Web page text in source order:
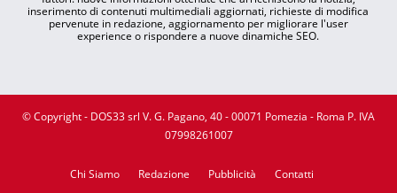
inserimento di contenuti multimediali aggiornati, richieste di modifica
pervenute in redazione, aggiornamento per migliorare l'user
experience o rispondere a nuove dinamiche SEO.
© Copyright - DOS33 srl V. G. Pagano, 40 - 00071 Pomezia - Roma P. IVA
07998261007
Chi Siamo Redazione Pubblicità Contatti